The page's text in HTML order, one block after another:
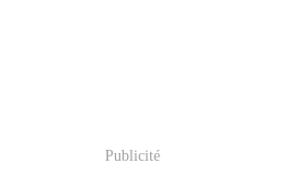
Publicité